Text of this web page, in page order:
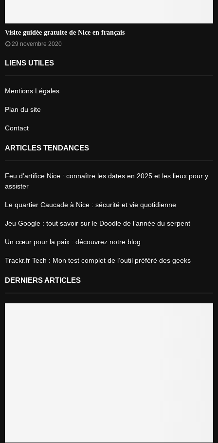
Visite guidée gratuite de Nice en français
29 novembre 2020
LIENS UTILES
Mentions Légales
Plan du site
Contact
ARTICLES TENDANCES
Feu d’artifice Nice : connaître les dates en 2025 et les lieux pour y
assister
Le quartier Caucade à Nice : sécurité et vie quotidienne
Jeu Google : tout savoir sur le Doodle de l’année du serpent
Un cœur pour la paix : découvrez notre blog
Trackr.fr Tech : Mon test complet de l’outil préféré des geeks
DERNIERS ARTICLES